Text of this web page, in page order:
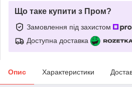
Що таке купити з Пром?
Замовлення під захистом
Доступна доставка
Опис Характеристики